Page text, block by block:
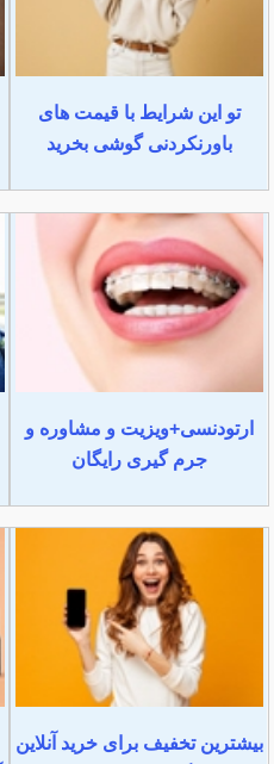
تو این شرایط با قیمت های
باورنکردنی گوشی بخرید
ارتودنسی+ویزیت و مشاوره و
جرم گیری رایگان
بیشترین تخفیف برای خرید آنلاین